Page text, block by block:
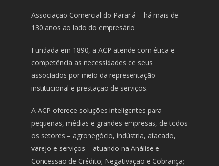
Associação Comercial do Paraná – há mais de
130 anos ao lado do empresário
Fundada em 1890, a ACP atende com ética e
competência as necessidades de seus
associados por meio da representação
institucional e prestação de serviços.
A ACP oferece soluções inteligentes para
pequenas, médias e grandes empresas, de todos
os setores – agronegócio, indústria, atacado,
varejo e serviços – atuando na Análise e
Concessão de Crédito; Negativação e Cobrança;